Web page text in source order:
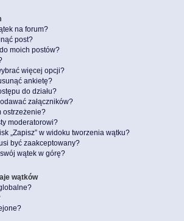
na forum?
post?
moich postów?
więcej opcji?
ankietę?
do działu?
załączników?
ostrzeżenie?
moderatorowi?
„Zapisz” w widoku tworzenia wątku?
być zaakceptowany?
wątek w górę?
wątków